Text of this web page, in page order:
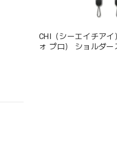
CHI（シーエイチアイ
ォ プロ） ショルダー
トアンカー4個入 ブ